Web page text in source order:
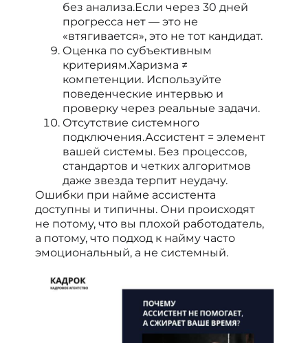
без анализа.Если через 30 дней
прогресса нет — это не
«втягивается», это не тот кандидат.
Оценка по субъективным
критериям.Харизма ≠
компетенции. Используйте
поведенческие интервью и
проверку через реальные задачи.
Отсутствие системного
подключения.Ассистент = элемент
вашей системы. Без процессов,
стандартов и четких алгоритмов
даже звезда терпит неудачу.
Ошибки при найме ассистента
доступны и типичны. Они происходят
не потому, что вы плохой работодатель,
а потому, что подход к найму часто
эмоциональный, а не системный.